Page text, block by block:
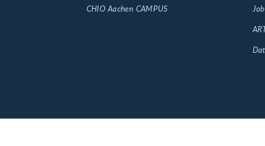
CHIO Aachen CAMPUS